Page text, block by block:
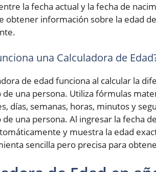
la fecha actual y la fecha de
obtener información sobre la edad
una Calculadora de
de edad funciona al calcular la
una persona. Utiliza fórmulas
días, semanas, horas, minutos y
una persona. Al ingresar la fecha
y muestra la edad
sencilla pero precisa para